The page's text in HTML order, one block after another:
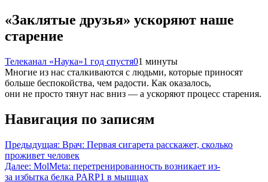
«Заклятые друзья» ускоряют наше
старение
Телеканал «Наука»1 год спустя01 минуты
Многие из нас сталкиваются с людьми, которые приносят
больше беспокойства, чем радости. Как оказалось,
они не просто тянут нас вниз — а ускоряют процесс старения.
Навигация по записям
Предыдущая: Врач: Первая сигарета расскажет, сколько
проживет человек
Далее: MolMetа: перетренированность возникает из-
за избытка белка PARP1 в мышцах